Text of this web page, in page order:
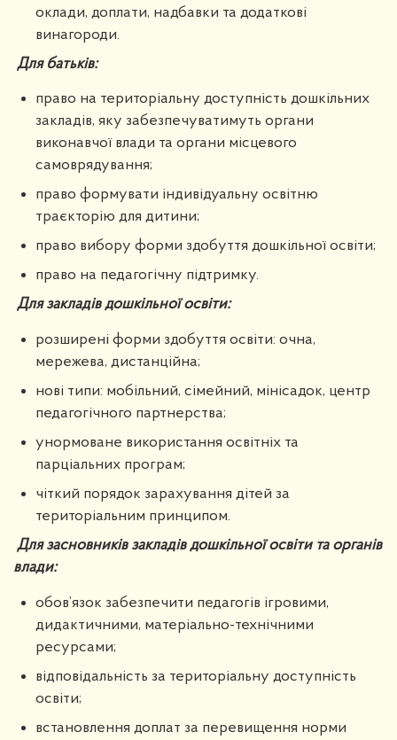
оклади, доплати, надбавки та додаткові
винагороди.
Для батьків:
право на територіальну доступність дошкільних
закладів, яку забезпечуватимуть органи
виконавчої влади та органи місцевого
самоврядування;
право формувати індивідуальну освітню
траєкторію для дитини;
право вибору форми здобуття дошкільної освіти;
право на педагогічну підтримку.
Для закладів дошкільної освіти:
розширені форми здобуття освіти: очна,
мережева, дистанційна;
нові типи: мобільний, сімейний, мінісадок, центр
педагогічного партнерства;
унормоване використання освітніх та
парціальних програм;
чіткий порядок зарахування дітей за
територіальним принципом.
Для засновників закладів дошкільної освіти та органів
влади:
обов’язок забезпечити педагогів ігровими,
дидактичними, матеріально-технічними
ресурсами;
відповідальність за територіальну доступність
освіти;
встановлення доплат за перевищення норми